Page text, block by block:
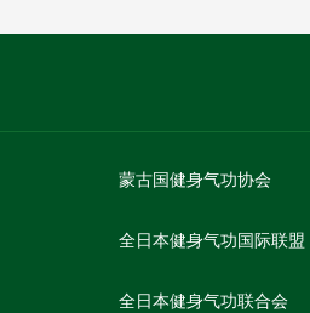
蒙古国健身气功协会
全日本健身气功国际联盟
全日本健身气功联合会